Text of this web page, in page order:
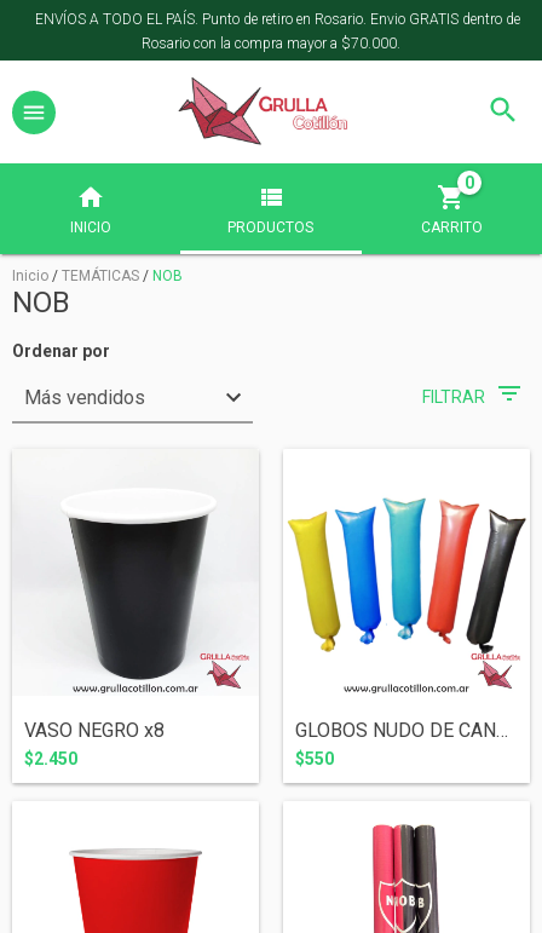
ENVÍOS A TODO EL PAÍS. Punto de retiro en Rosario. Envio GRATIS dentro de
Rosario con la compra mayor a $70.000.
INICIO PRODUCTOS CARRITO
0
Inicio / TEMÁTICAS / NOB
NOB
Ordenar por
FILTRAR
VASO NEGRO x8
$2.450
GLOBOS NUDO DE CANCHA (Elegir color)
$550